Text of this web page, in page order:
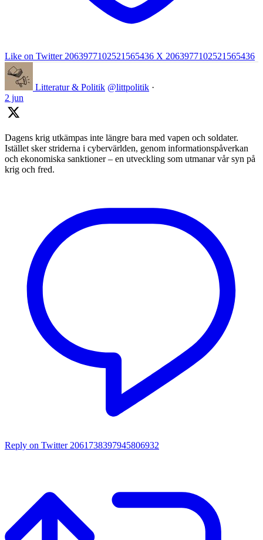
Like on Twitter 2063977102521565436 X 2063977102521565436
Litteratur & Politik @littpolitik ·
2 jun
Dagens krig utkämpas inte längre bara med vapen och soldater.
Istället sker striderna i cybervärlden, genom informationspåverkan
och ekonomiska sanktioner – en utveckling som utmanar vår syn på
krig och fred.
Reply on Twitter 2061738397945806932